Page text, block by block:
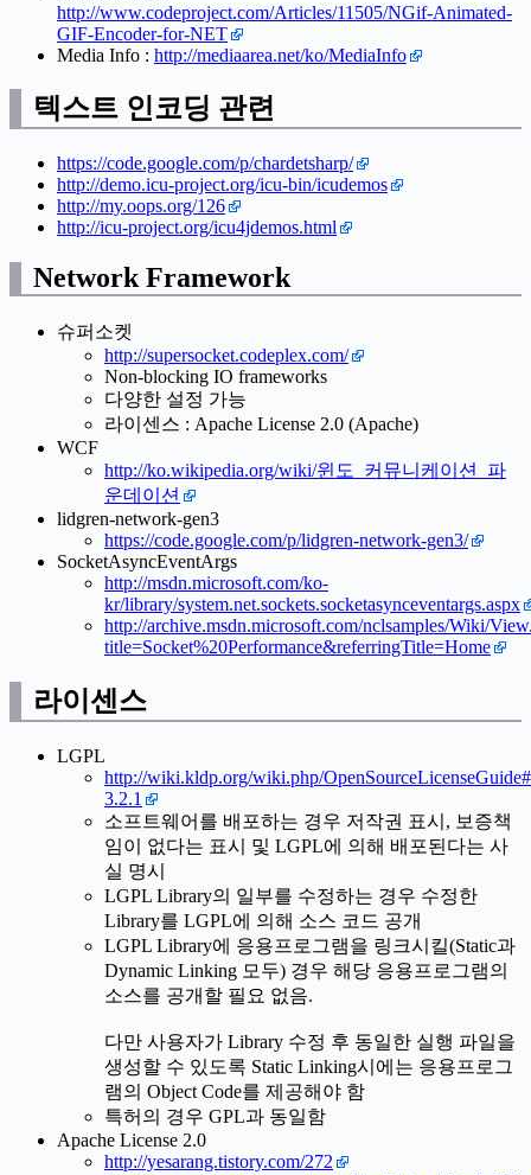
http://www.codeproject.com/Articles/11505/NGif-Animated-
GIF-Encoder-for-NET
Media Info : http://mediaarea.net/ko/MediaInfo
텍스트 인코딩 관련
https://code.google.com/p/chardetsharp/
http://demo.icu-project.org/icu-bin/icudemos
http://my.oops.org/126
http://icu-project.org/icu4jdemos.html
Network Framework
슈퍼소켓
http://supersocket.codeplex.com/
Non-blocking IO frameworks
다양한 설정 가능
라이센스 : Apache License 2.0 (Apache)
WCF
http://ko.wikipedia.org/wiki/윈도_커뮤니케이션_파
운데이션
lidgren-network-gen3
https://code.google.com/p/lidgren-network-gen3/
SocketAsyncEventArgs
http://msdn.microsoft.com/ko-
kr/library/system.net.sockets.socketasynceventargs.aspx
http://archive.msdn.microsoft.com/nclsamples/Wiki/
title=Socket%20Performance&referringTitle=Home
라이센스
LGPL
http://wiki.kldp.org/wiki.php/
3.2.1
소프트웨어를 배포하는 경우 저작권 표시, 보증책
임이 없다는 표시 및 LGPL에 의해 배포된다는 사
실 명시
LGPL Library의 일부를 수정하는 경우 수정한
Library를 LGPL에 의해 소스 코드 공개
LGPL Library에 응용프로그램을 링크시킬(Static과
Dynamic Linking 모두) 경우 해당 응용프로그램의
소스를 공개할 필요 없음.
다만 사용자가 Library 수정 후 동일한 실행 파일을
생성할 수 있도록 Static Linking시에는 응용프로그
램의 Object Code를 제공해야 함
특허의 경우 GPL과 동일함
Apache License 2.0
http://yesarang.tistory.com/272